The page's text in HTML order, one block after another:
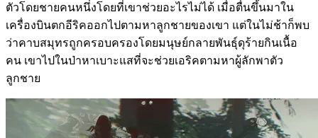
ตัวโดยชายคนหนึ่งโดยที่เขาช่วยอะไรไม่ได้ เมื่อตื่นขึ้นมาใน
เครื่องบินตกอีริคออกไปตามหาลูกชายของเขา แต่ในไม่ช้าก็พบ
ว่าคาบสมุทรถูกครอบครองโดยมนุษย์กลายพันธุ์ดุร้ายกินเนื้อ
คน เขาไปในป่าหาเบาะแสที่จะช่วยเอริคตามหาผู้ลักพาตัว
ลูกชาย